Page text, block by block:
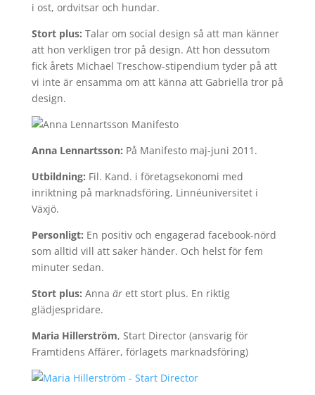
i ost, ordvitsar och hundar.
Stort plus: Talar om social design så att man känner
att hon verkligen tror på design. Att hon dessutom
fick årets Michael Treschow-stipendium tyder på att
vi inte är ensamma om att känna att Gabriella tror på
design.
Anna Lennartsson: På Manifesto maj-juni 2011.
Utbildning: Fil. Kand. i företagsekonomi med
inriktning på marknadsföring, Linnéuniversitet i
Växjö.
Personligt: En positiv och engagerad facebook-nörd
som alltid vill att saker händer. Och helst för fem
minuter sedan.
Stort plus: Anna ärett stort plus. En riktig
glädjespridare.
Maria Hillerström, Start Director (ansvarig för
Framtidens Affärer, förlagets marknadsföring)